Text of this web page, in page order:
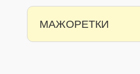
МАЖОРЕТКИ